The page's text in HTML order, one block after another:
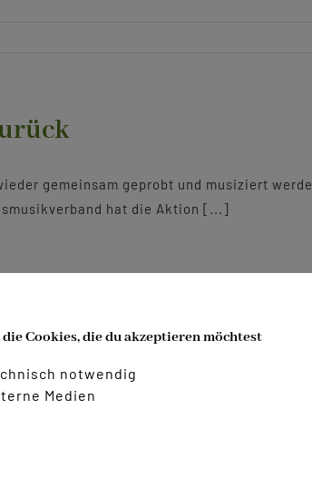
gemeinsam geprobt und musiziert
hat die Aktion [...]
Cookies, die du akzeptieren möchtest
notwendig
Medien